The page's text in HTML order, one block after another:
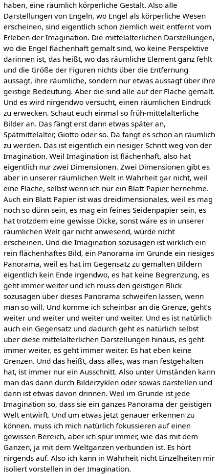
haben, eine räumlich körperliche Gestalt. Also alle
Darstellungen von Engeln, wo Engel als körperliche Wesen
erscheinen, sind eigentlich schon ziemlich weit entfernt vom
Erleben der Imagination. Die mittelalterlichen Darstellungen,
wo die Engel flächenhaft gemalt sind, wo keine Perspektive
darinnen ist, das heißt, wo das räumliche Element ganz fehlt
und die Größe der Figuren nichts über die Entfernung
aussagt, ihre räumliche, sondern nur etwas aussagt über ihre
geistige Bedeutung. Aber die sind alle auf der Fläche gemalt.
Und es wird nirgendwo versucht, einen räumlichen Eindruck
zu erwecken. Schaut euch einmal so früh-mittelalterliche
Bilder an. Das fängt erst dann etwas später an,
Spätmittelalter, Giotto oder so. Da fangt es schon an räumlich
zu werden. Das ist eigentlich ein riesiger Schritt weg von der
Imagination. Weil Imagination ist flächenhaft, also hat
eigentlich nur zwei Dimensionen. Zwei Dimensionen gibt es
aber in unserer räumlichen Welt in Wahrheit gar nicht, weil
eine Fläche, selbst wenn ich nur ein Blatt Papier hernehme.
Auch ein Blatt Papier ist was dreidimensionales, weil es mag
noch so dünn sein, es mag ein feines Seidenpapier sein, es
hat trotzdem eine gewisse Dicke, sonst wäre es in unserer
räumlichen Welt gar nicht anwesend, würde nicht
erscheinen. Und die Imagination sozusagen ist wirklich ein
rein flächenhaftes Bild, ein Panorama im Grunde ein riesiges
Panorama, weil es hat im Gegensatz zu gemalten Bildern
eigentlich kein Ende irgendwo, es hat keine Begrenzung, es
geht immer weiter und ich muss den geistigen Blick
sozusagen über dieses Panorama schweifen lassen, wenn
man so will. Und komme ich scheinbar an die Grenze, geht’s
weiter und weiter und weiter und weiter. Und es ist natürlich
auch ein Gegensatz und dadurch geht es natürlich selbst
über diese mittelalterlichen Darstellungen hinaus, es geht
immer weiter, es geht immer weiter. Es hat eben keine
Grenzen. Und das heißt, dass alles, was man festgehalten
hat, ist immer nur ein Ausschnitt. Also unter Umständen kann
man das dann durch Bilderzyklen oder sowas darstellen und
dann ist etwas davon drinnen. Weil im Grunde ist jede
Imagination so, dass sie ein ganzes Panorama der geistigen
Welt entwirft. Und um etwas jetzt genauer erkennen zu
können, muss ich mich natürlich fokussieren auf einen
gewissen Bereich, aber ich spür immer, wie das mit dem
Ganzen, ja mit dem Weltganzen verbunden ist. Es hört
nirgends auf. Also ich kann in Wahrheit nicht Einzelheiten mir
isoliert vorstellen in der Imagination.